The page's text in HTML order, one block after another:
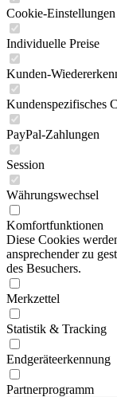
Cookie-Einstellungen
Individuelle Preise
Kunden-
Kundenspezifisches
PayPal-Zahlungen
Session
Währungswechsel
Komfortfunktionen
Diese Cookies
ansprechender zu
des Besuchers.
Merkzettel
Statistik & Tracking
Endgeräteerkennung
Partnerprogramm